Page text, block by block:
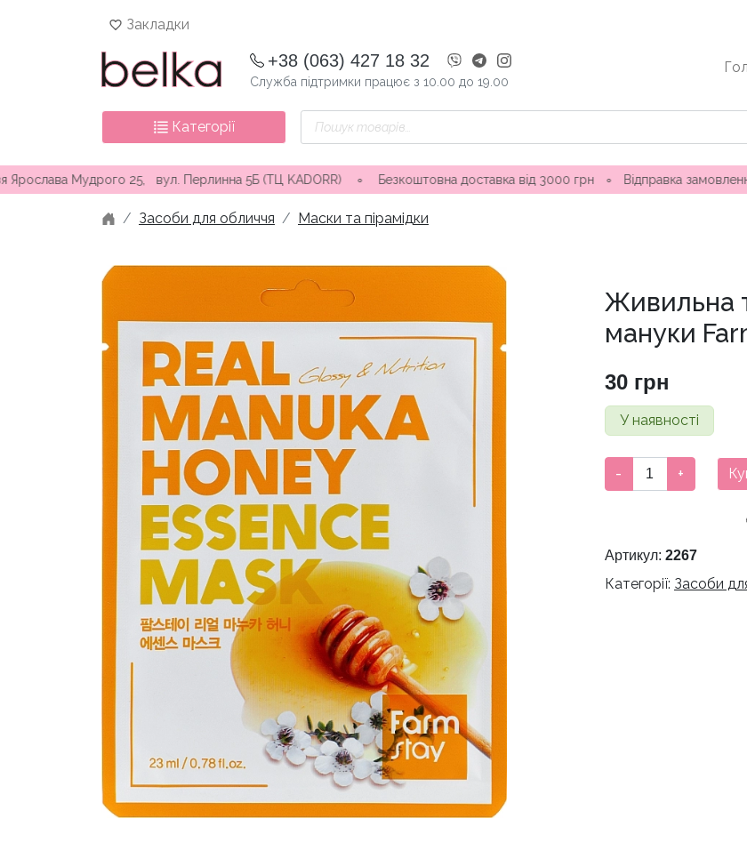
Закладки
+38 (063) 427 18 32
Служба підтримки працює з 10.00 до 19.00
Категорії
Пошук
товарів
25, вул. Перлинна 5Б (ТЦ KADORR) ∘ Безкоштовна доставка від 3000 грн∘Відправка замовлення 1-3 дні ∘
Засоби для обличчя Маски та пірамідки
Живильна
мануки
30 грн
У наявності
Живильна
тканинна
медом
Farmstay
- +
Артикул: 2267
Категорії: Засоби